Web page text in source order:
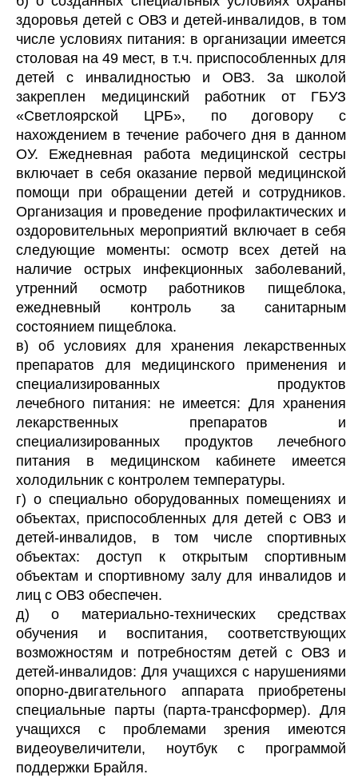
здоровья детей с ОВЗ и детей-инвалидов, в том
числе условиях питания: в организации имеется
столовая на 49 мест, в т.ч. приспособленных для
детей с инвалидностью и ОВЗ. За школой
закреплен медицинский работник от ГБУЗ
«Светлоярской ЦРБ», по договору с
нахождением в течение рабочего дня в данном
ОУ. Ежедневная работа медицинской сестры
включает в себя оказание первой медицинской
помощи при обращении детей и сотрудников.
Организация и проведение профилактических и
оздоровительных мероприятий включает в себя
следующие моменты: осмотр всех детей на
наличие острых инфекционных заболеваний,
утренний осмотр работников пищеблока,
ежедневный контроль за санитарным
состоянием пищеблока.
в) об условиях для хранения лекарственных
препаратов для медицинского применения и
специализированных продуктов
лечебного питания: не имеется: Для хранения
лекарственных препаратов и
специализированных продуктов лечебного
питания в медицинском кабинете имеется
холодильник с контролем температуры.
г) о специально оборудованных помещениях и
объектах, приспособленных для детей с ОВЗ и
детей-инвалидов, в том числе спортивных
объектах: доступ к открытым спортивным
объектам и спортивному залу для инвалидов и
лиц с ОВЗ обеспечен.
д) о материально-технических средствах
обучения и воспитания, соответствующих
возможностям и потребностям детей с ОВЗ и
детей-инвалидов: Для учащихся с нарушениями
опорно-двигательного аппарата приобретены
специальные парты (парта-трансформер). Для
учащихся с проблемами зрения имеются
видеоувеличители, ноутбук с программой
поддержки Брайля.